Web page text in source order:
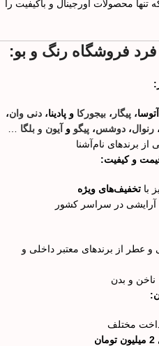
محصولات اورجینال و باکیفیت را
فروشگاه رنگ و بو:
پیگار ، بیجورکا و پادینا، دنی وان،
، رنوال، دوشس، پیگو و آیون و بلگا
برندهای نام‌آشنا
و کیفیت:
با تخفیف‌های ویژه
آرایشی در سراسر کشور
عطر از برندهای معتبر داخلی و
و بدن
مختلف
2 میلیون تومان